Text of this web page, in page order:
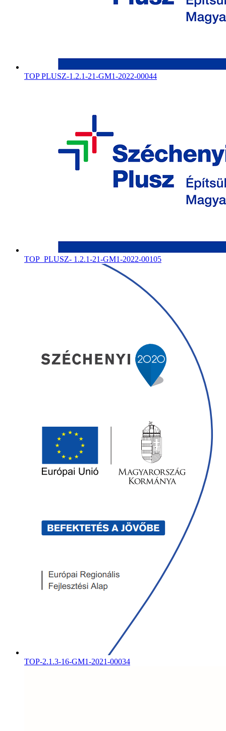
TOP PLUSZ-1.2.1-21-GM1-2022-00044
TOP_PLUSZ- 1.2.1-21-GM1-2022-00105
TOP-2.1.3-16-GM1-2021-00034